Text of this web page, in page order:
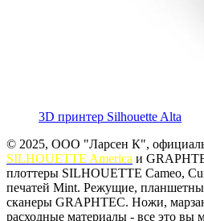
3D принтер Silhouette Alta
© 2025, ООО "Ларсен К",
SILHOUETTE America и
плоттеры SILHOUETTE Cameo,
печатей Mint. Режущие,
сканеры GRAPHTEC. Ножи,
расходные материалы - все это вы